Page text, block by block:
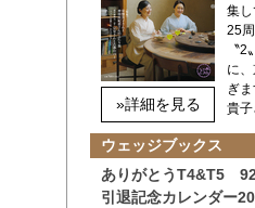
»詳細を見る
集し
25
〝
に
ぎ
貴
ウェッジブックス
ありがとうT4&T5
引退記念カレンダー